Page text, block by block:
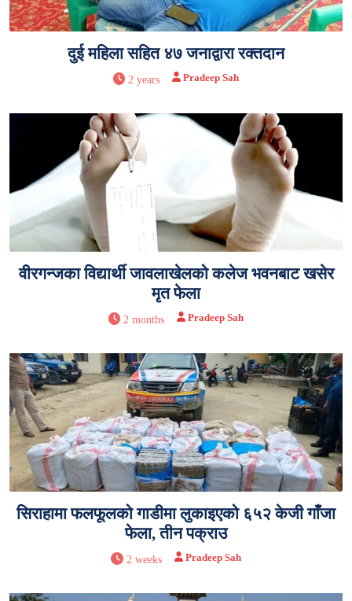
दुई महिला सहित ४७ जनाद्वारा रक्तदान
2 years Pradeep Sah
वीरगन्जका विद्यार्थी जावलाखेलको कलेज भवनबाट खसेर
मृत फेला
2 months Pradeep Sah
सिराहामा फलफूलको गाडीमा लुकाइएको ६५२ केजी गाँजा
फेला, तीन पक्राउ
2 weeks Pradeep Sah